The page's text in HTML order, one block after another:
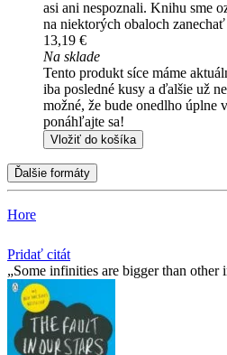
asi ani nespoznali. Knihu sme
na niektorých obaloch zanechať
13,19 €
Na sklade
Tento produkt síce máme
iba posledné kusy a ďalšie už
možné, že bude onedlho úplne
ponáhľajte sa!
Vložiť do košíka
Ďalšie formáty
Hore
Pridať citát
Some infinities are bigger than other